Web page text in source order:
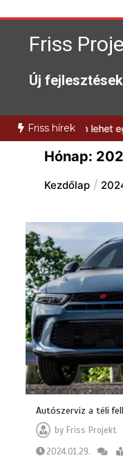
to
contentFriss
Új
Friss hírek
Hogyan lehet
Hónap:
Kezdőlap
Autószerviz a téli
by Friss Projekt
2024.01.29.